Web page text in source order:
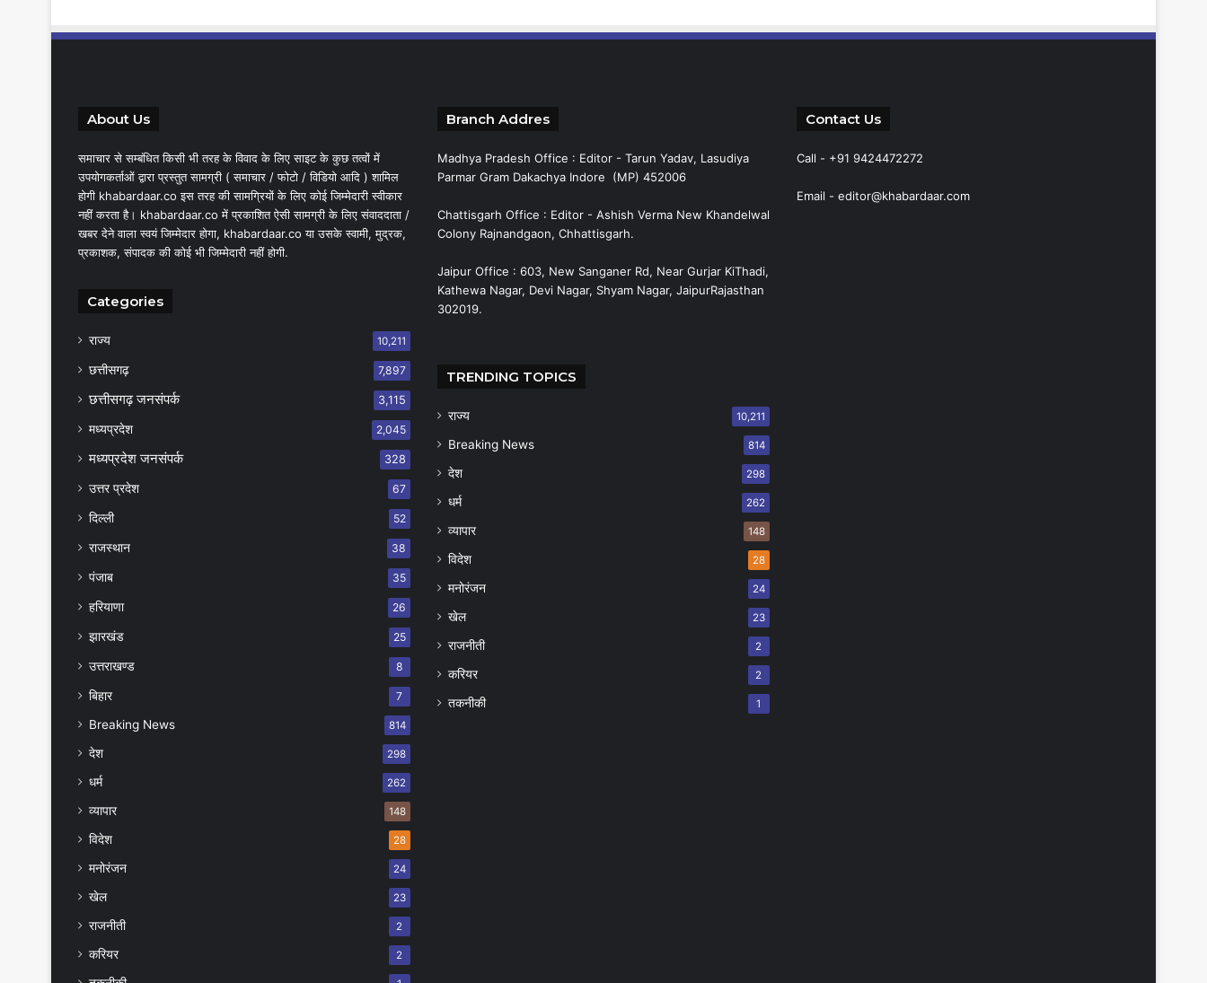
About Us
समाचार से सम्बंधित किसी भी तरह के विवाद के लिए साइट के कुछ तत्वों में
उपयोगकर्ताओं द्वारा प्रस्तुत सामग्री ( समाचार / फोटो / विडियो आदि ) शामिल
होगी khabardaar.co इस तरह की सामग्रियों के लिए कोई जिम्मेदारी स्वीकार
नहीं करता है। khabardaar.co में प्रकाशित ऐसी सामग्री के लिए संवाददाता /
खबर देने वाला स्वयं जिम्मेदार होगा, khabardaar.co या उसके स्वामी, मुद्रक,
प्रकाशक, संपादक की कोई भी जिम्मेदारी नहीं होगी.
Categories
राज्य 10,211
छत्तीसगढ़ 7,897
छत्तीसगढ़ जनसंपर्क 3,115
मध्यप्रदेश 2,045
मध्यप्रदेश जनसंपर्क 328
उत्तर प्रदेश 67
दिल्ली 52
राजस्थान 38
पंजाब 35
हरियाणा 26
झारखंड 25
उत्तराखण्ड 8
बिहार 7
Breaking News 814
देश 298
धर्म 262
व्यापार 148
विदेश 28
मनोरंजन 24
खेल 23
राजनीती 2
करियर 2
Branch Addres
Madhya Pradesh Office : Editor - Tarun Yadav, Lasudiya
Parmar Gram Dakachya Indore (MP) 452006
Chattisgarh Office : Editor - Ashish Verma New Khandelwal
Colony Rajnandgaon, Chhattisgarh.
Jaipur Office : 603, New Sanganer Rd, Near Gurjar KiThadi,
Kathewa Nagar, Devi Nagar, Shyam Nagar, JaipurRajasthan
302019.
TRENDING TOPICS
राज्य 10,211
Breaking News 814
देश 298
धर्म 262
व्यापार 148
विदेश 28
मनोरंजन 24
खेल 23
राजनीती 2
करियर 2
तकनीकी 1
Contact Us
Call - +91 9424472272
Email - editor@khabardaar.com